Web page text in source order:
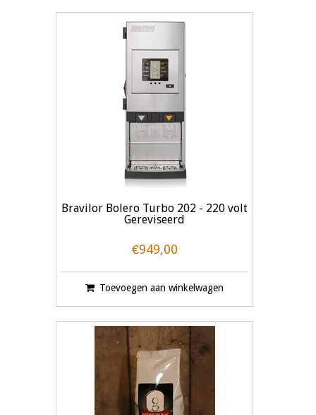
Bravilor Bolero Turbo 202 - 220 volt
Gereviseerd
€949,00
Toevoegen aan winkelwagen